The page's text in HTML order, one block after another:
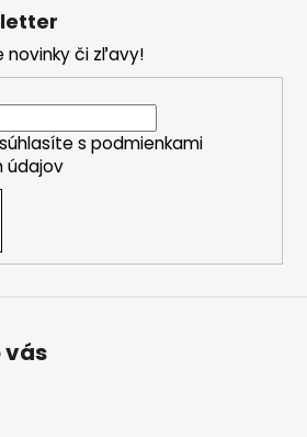
novinky či zľavy!
s podmienkami
údajov
vás